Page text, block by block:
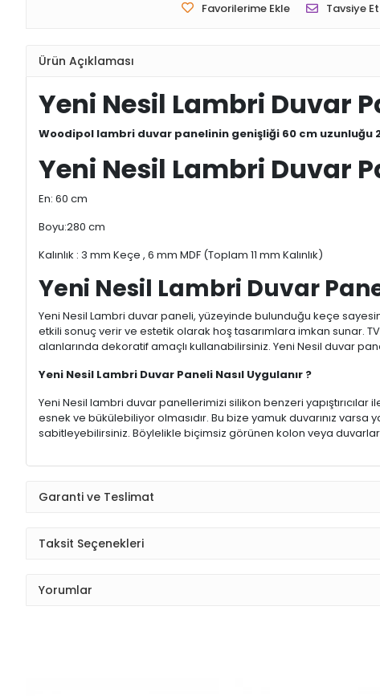
Favorilerime Ekle Tavsiye Et
Ürün Açıklaması
Yeni Nesil Lambri Duvar
Woodipol lambri duvar panelinin genişliği 60 cm uzunluğu
Yeni Nesil Lambri Duvar
En: 60 cm
Boyu:280 cm
Kalınlık : 3 mm Keçe , 6 mm MDF (Toplam 11 mm Kalınlık)
Yeni Nesil Lambri Duvar
Yeni Nesil Lambri duvar paneli, yüzeyinde bulunduğu keçe
etkili sonuç verir ve estetik olarak hoş tasarımlara imkan sunar.
alanlarında dekoratif amaçlı kullanabilirsiniz. Yeni Nesil duvar
Yeni Nesil Lambri Duvar Paneli Nasıl Uygulanır ?
Yeni Nesil lambri duvar panellerimizi silikon benzeri
esnek ve bükülebiliyor olmasıdır. Bu bize yamuk duvarınız
sabitleyebilirsiniz. Böylelikle biçimsiz görünen kolon veya
Garanti ve Teslimat
Taksit Seçenekleri
Yorumlar